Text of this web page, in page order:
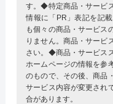
す。◆特定商品・サービ
情報に「PR」表記を記
も個々の商品・サービス
りません。商品・サービ
さい。◆商品・サービス
ホームページの情報を参
のもので、その後、商品
サービス内容が変更され
合があります。